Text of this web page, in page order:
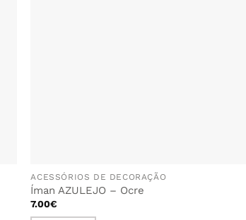
ACESSÓRIOS DE DECORAÇÃO
Íman AZULEJO – Ocre
7.00€